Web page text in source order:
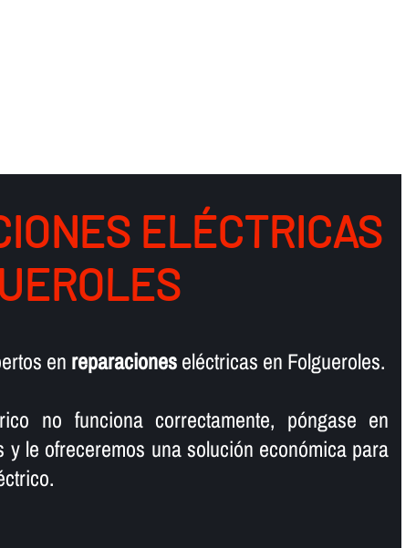
ELÉCTRICAS
en reparacioneseléctricas en Folgueroles.
no funciona correctamente, póngase en
y le ofreceremos una solución económica para